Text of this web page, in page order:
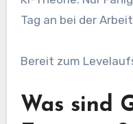
Tag an bei der
Bereit zum
Was sind